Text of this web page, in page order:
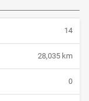
14
28,035 km
0